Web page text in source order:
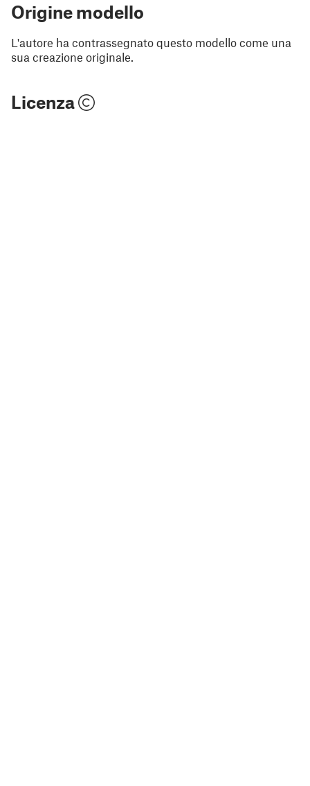
Origine modello
L'autore ha contrassegnato questo modello come una
sua creazione originale.
Licenza